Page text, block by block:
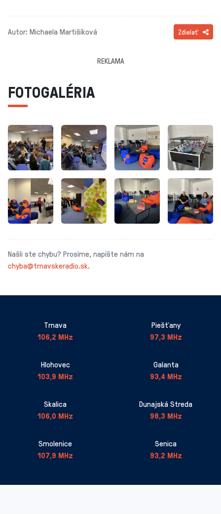
Autor: Michaela Martišíková Zdielať
REKLAMA
FOTOGALÉRIA
Našli ste chybu? Prosíme, napíšte nám na
chyba@trnavskeradio.sk.
Trnava
106,2 MHz
Piešťany
97,3 MHz
Hlohovec
103,9 MHz
Galanta
93,4 MHz
Skalica
106,0 MHz
Dunajská Streda
98,3 MHz
Smolenice
107,9 MHz
Senica
93,2 MHz